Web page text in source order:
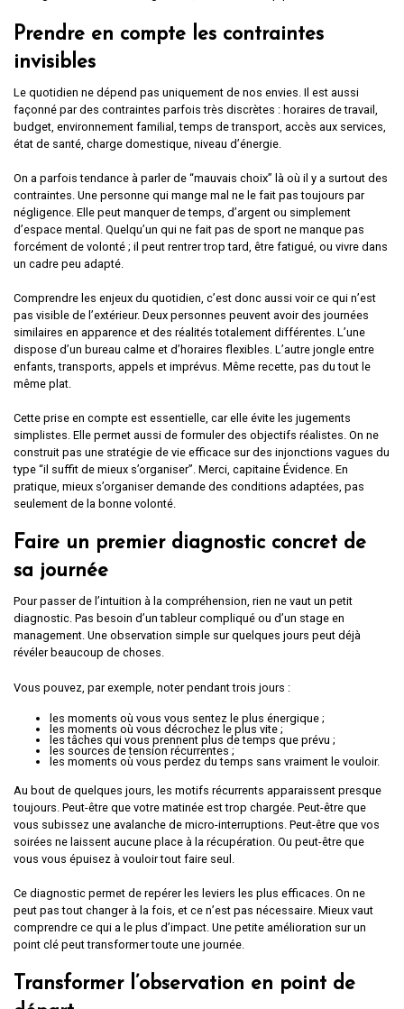
Prendre en compte les contraintes
invisibles
Le quotidien ne dépend pas uniquement de nos envies. Il est aussi
façonné par des contraintes parfois très discrètes : horaires de travail,
budget, environnement familial, temps de transport, accès aux services,
état de santé, charge domestique, niveau d’énergie.
On a parfois tendance à parler de “mauvais choix” là où il y a surtout des
contraintes. Une personne qui mange mal ne le fait pas toujours par
négligence. Elle peut manquer de temps, d’argent ou simplement
d’espace mental. Quelqu’un qui ne fait pas de sport ne manque pas
forcément de volonté ; il peut rentrer trop tard, être fatigué, ou vivre dans
un cadre peu adapté.
Comprendre les enjeux du quotidien, c’est donc aussi voir ce qui n’est
pas visible de l’extérieur. Deux personnes peuvent avoir des journées
similaires en apparence et des réalités totalement différentes. L’une
dispose d’un bureau calme et d’horaires flexibles. L’autre jongle entre
enfants, transports, appels et imprévus. Même recette, pas du tout le
même plat.
Cette prise en compte est essentielle, car elle évite les jugements
simplistes. Elle permet aussi de formuler des objectifs réalistes. On ne
construit pas une stratégie de vie efficace sur des injonctions vagues du
type “il suffit de mieux s’organiser”. Merci, capitaine Évidence. En
pratique, mieux s’organiser demande des conditions adaptées, pas
seulement de la bonne volonté.
Faire un premier diagnostic concret de
sa journée
Pour passer de l’intuition à la compréhension, rien ne vaut un petit
diagnostic. Pas besoin d’un tableur compliqué ou d’un stage en
management. Une observation simple sur quelques jours peut déjà
révéler beaucoup de choses.
Vous pouvez, par exemple, noter pendant trois jours :
les moments où vous vous sentez le plus énergique ;
les moments où vous décrochez le plus vite ;
les tâches qui vous prennent plus de temps que prévu ;
les sources de tension récurrentes ;
les moments où vous perdez du temps sans vraiment le vouloir.
Au bout de quelques jours, les motifs récurrents apparaissent presque
toujours. Peut-être que votre matinée est trop chargée. Peut-être que
vous subissez une avalanche de micro-interruptions. Peut-être que vos
soirées ne laissent aucune place à la récupération. Ou peut-être que
vous vous épuisez à vouloir tout faire seul.
Ce diagnostic permet de repérer les leviers les plus efficaces. On ne
peut pas tout changer à la fois, et ce n’est pas nécessaire. Mieux vaut
comprendre ce qui a le plus d’impact. Une petite amélioration sur un
point clé peut transformer toute une journée.
Transformer l’observation en point de